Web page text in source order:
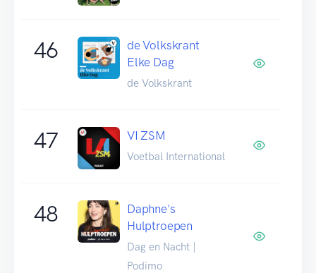
46
de Volkskrant
Elke Dag
de Volkskrant
47 VI ZSM
Voetbal International
48
Daphne's
Hulptroepen
Dag en Nacht |
Podimo